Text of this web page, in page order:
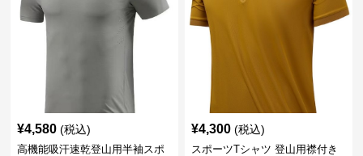
¥4,580 (税込)
高機能吸汗速乾登山用半袖スポ
¥4,300 (税込)
スポーツTシャツ 登山用襟付き